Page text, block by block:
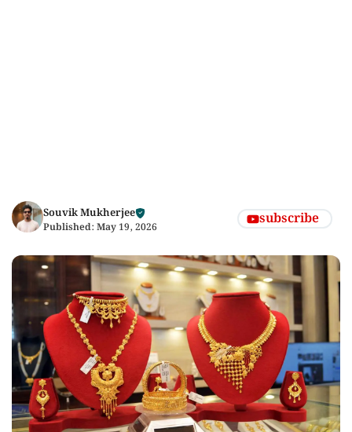
Souvik Mukherjee
Published: May 19, 2026 subscribe